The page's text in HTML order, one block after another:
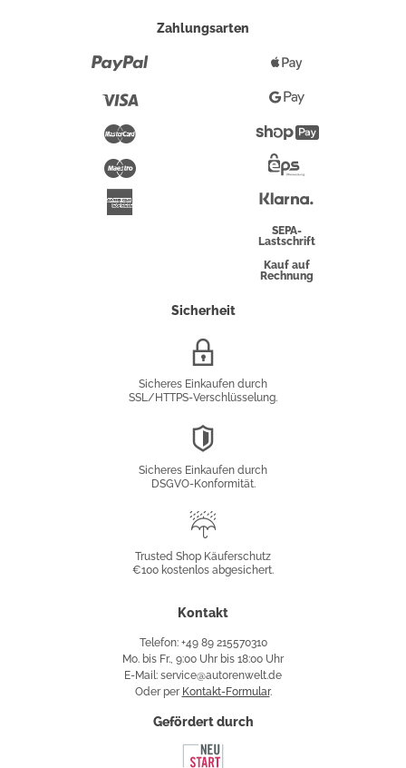
Zahlungsarten
Maestro
Pay
Google
Pay
Überweisung
SEPA-
Lastschrift
Kauf auf
Rechnung
Sicherheit
Sicheres Einkaufen durch
SSL/HTTPS-Verschlüsselung.
Sicheres Einkaufen durch
DSGVO-Konformität.
Käuferschutz
Trusted Shop Käuferschutz
€100 kostenlos abgesichert.
Kontakt
Telefon: +49 89 215570310
Mo. bis Fr., 9:00 Uhr bis 18:00 Uhr
E-Mail: service@autorenwelt.de
Oder per Kontakt-Formular.
Gefördert durch